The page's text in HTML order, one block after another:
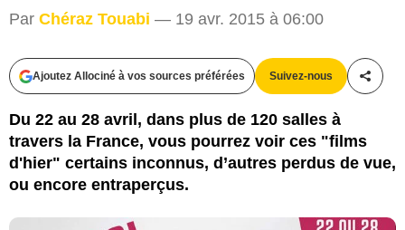
Par Chéraz Touabi — 19 avr. 2015 à 06:00
Ajoutez Allociné à vos sources préférées Suivez-nous
Du 22 au 28 avril, dans plus de 120 salles à
travers la France, vous pourrez voir ces "films
d'hier" certains inconnus, d’autres perdus de vue,
ou encore entraperçus.
Play it again